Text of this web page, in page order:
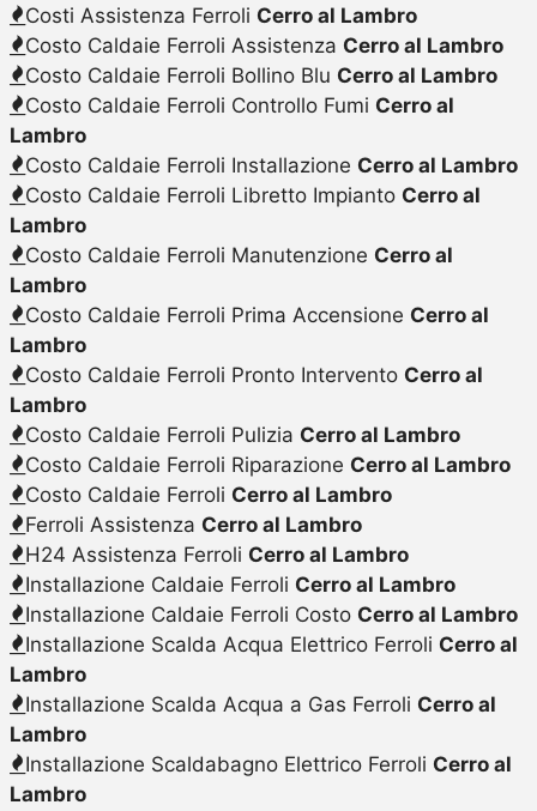
Costi Assistenza Ferroli Cerro al Lambro
Costo Caldaie Ferroli Assistenza Cerro al Lambro
Costo Caldaie Ferroli Bollino Blu Cerro al Lambro
Costo Caldaie Ferroli Controllo Fumi Cerro al
Lambro
Costo Caldaie Ferroli Installazione Cerro al Lambro
Costo Caldaie Ferroli Libretto Impianto Cerro al
Lambro
Costo Caldaie Ferroli Manutenzione Cerro al
Lambro
Costo Caldaie Ferroli Prima Accensione Cerro al
Lambro
Costo Caldaie Ferroli Pronto Intervento Cerro al
Lambro
Costo Caldaie Ferroli Pulizia Cerro al Lambro
Costo Caldaie Ferroli Riparazione Cerro al Lambro
Costo Caldaie Ferroli Cerro al Lambro
Ferroli Assistenza Cerro al Lambro
H24 Assistenza Ferroli Cerro al Lambro
Installazione Caldaie Ferroli Cerro al Lambro
Installazione Caldaie Ferroli Costo Cerro al Lambro
Installazione Scalda Acqua Elettrico Ferroli Cerro al
Lambro
Installazione Scalda Acqua a Gas Ferroli Cerro al
Lambro
Installazione Scaldabagno Elettrico Ferroli Cerro al
Lambro